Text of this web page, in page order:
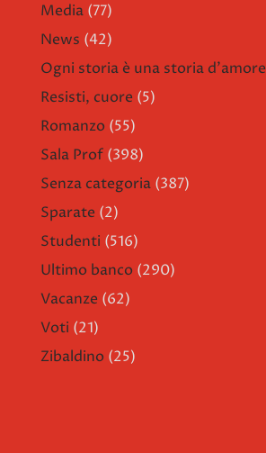
Media (77)
News (42)
Ogni storia è una storia d'amore
Resisti, cuore (5)
Romanzo (55)
Sala Prof (398)
Senza categoria (387)
Sparate (2)
Studenti (516)
Ultimo banco (290)
Vacanze (62)
Voti (21)
Zibaldino (25)